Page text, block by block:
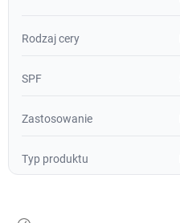
Rodzaj cery
SPF
Zastosowanie
Typ produktu